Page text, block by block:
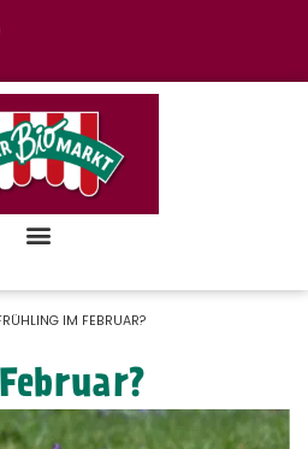
IM FEBRUAR?